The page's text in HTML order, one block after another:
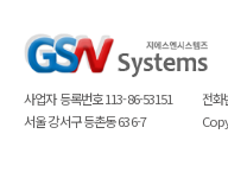
사업자 등록번호 113-86-53151
서울 강서구 등촌동 636-7
전화